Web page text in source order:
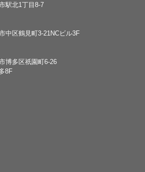
駅北1丁目8-7
中区鶴見町3-21NCビル3F
博多区祇園町6-26
8F